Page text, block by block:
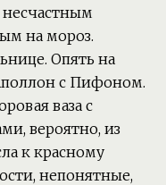
несчастным
на мороз.
Опять на
с Пифоном.
ваза с
вероятно, из
к красному
непонятные,